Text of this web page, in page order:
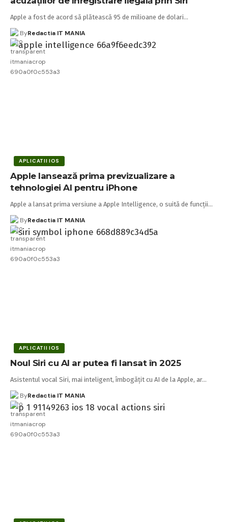
Apple a fost de acord să plătească 95 de milioane de dolari…
ByRedactia IT MANIA
APLICATII IOS
Apple lansează prima previzualizare a
tehnologiei AI pentru iPhone
Apple a lansat prima versiune a Apple Intelligence, o suită de funcții…
ByRedactia IT MANIA
APLICATII IOS
Noul Siri cu AI ar putea fi lansat în 2025
Asistentul vocal Siri, mai inteligent, îmbogățit cu AI de la Apple, ar…
ByRedactia IT MANIA